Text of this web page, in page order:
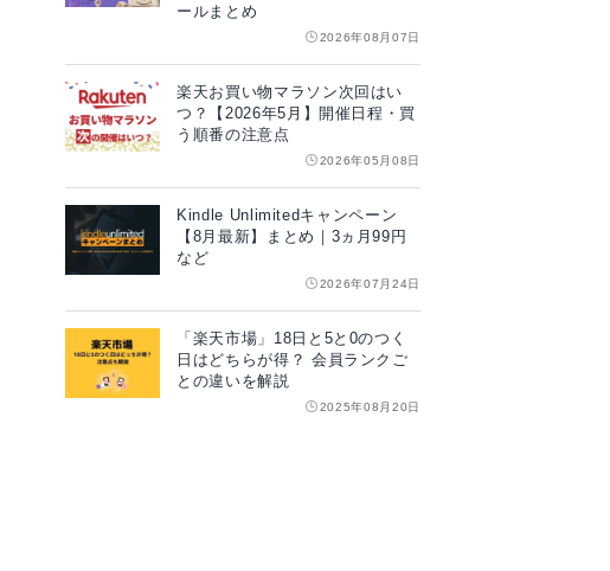
ールまとめ
2026年08月07日
楽天お買い物マラソン次回はい
つ？【2026年5月】開催日程・買
う順番の注意点
2026年05月08日
Kindle Unlimitedキャンペーン
【8月最新】まとめ｜3ヵ月99円
など
2026年07月24日
「楽天市場」18日と5と0のつく
日はどちらが得？ 会員ランクご
との違いを解説
2025年08月20日